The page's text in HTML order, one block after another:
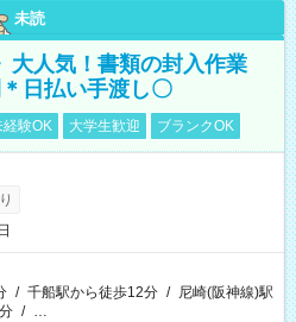
未読
大人気！書類の封入作業
日払い手渡し〇
験OK 大学生歓迎 ブランクOK
/ 千船駅から徒歩12分 / 尼崎(阪神線)駅
/ …